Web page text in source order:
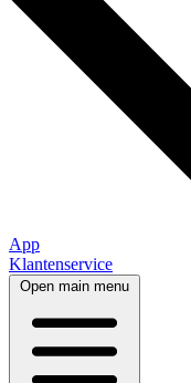
App
Klantenservice
Open main menu